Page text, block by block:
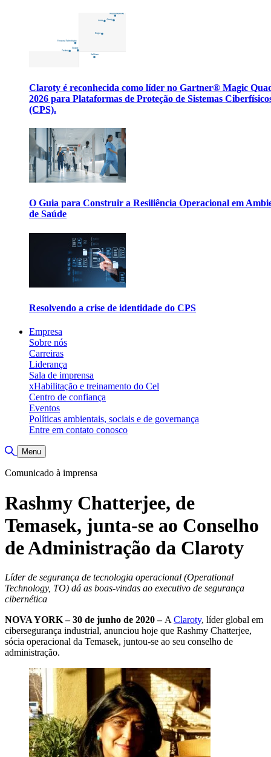
Claroty é reconhecida como líder no Gartner® Magic
2026 para Plataformas de Proteção de Sistemas
(CPS).
O Guia para Construir a Resiliência Operacional em
de Saúde
Resolvendo a crise de identidade do CPS
Empresa
Sobre nós
Carreiras
Liderança
Sala de imprensa
xHabilitação e treinamento do Cel
Centro de confiança
Eventos
Políticas ambientais, sociais e de governança
Entre em contato conosco
Alternar pesquisa
Menu
Comunicado à imprensa
Rashmy Chatterjee, de
Temasek, junta-se ao Conselho
de Administração da Claroty
Líder de segurança de tecnologia operacional (Operational
Technology, TO) dá as boas-vindas ao executivo de segurança
cibernética
NOVA YORK – 30 de junho de 2020 – A Claroty, líder global em
cibersegurança industrial, anunciou hoje que Rashmy Chatterjee,
sócia operacional da Temasek, juntou-se ao seu conselho de
administração.